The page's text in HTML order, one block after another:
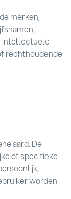
merken,
intellectuele
rechthoudende
aard. De
of specifieke
worden